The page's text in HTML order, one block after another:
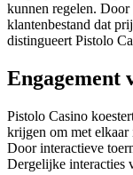
kunnen regelen. Door
klantenbestand dat
distingueert Pistolo
Engagement
Pistolo Casino
krijgen om met elkaar
Door interactieve
Dergelijke interacties